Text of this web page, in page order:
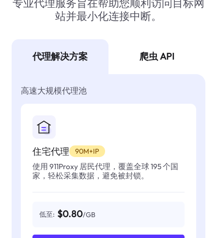
专业代理服务旨在帮助您顺利访问目标网
站并最小化连接中断。
代理解决方案 爬虫 API
高速大规模代理池
住宅代理 90M+IP
使用 911Proxy 居民代理，覆盖全球 195 个国
家，轻松采集数据，避免被封锁。
低至: $0.80/GB